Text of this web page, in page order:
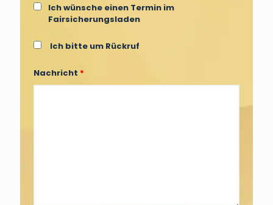
Ich wünsche einen Termin im
Fairsicherungsladen
Ich bitte um Rückruf
Nachricht *